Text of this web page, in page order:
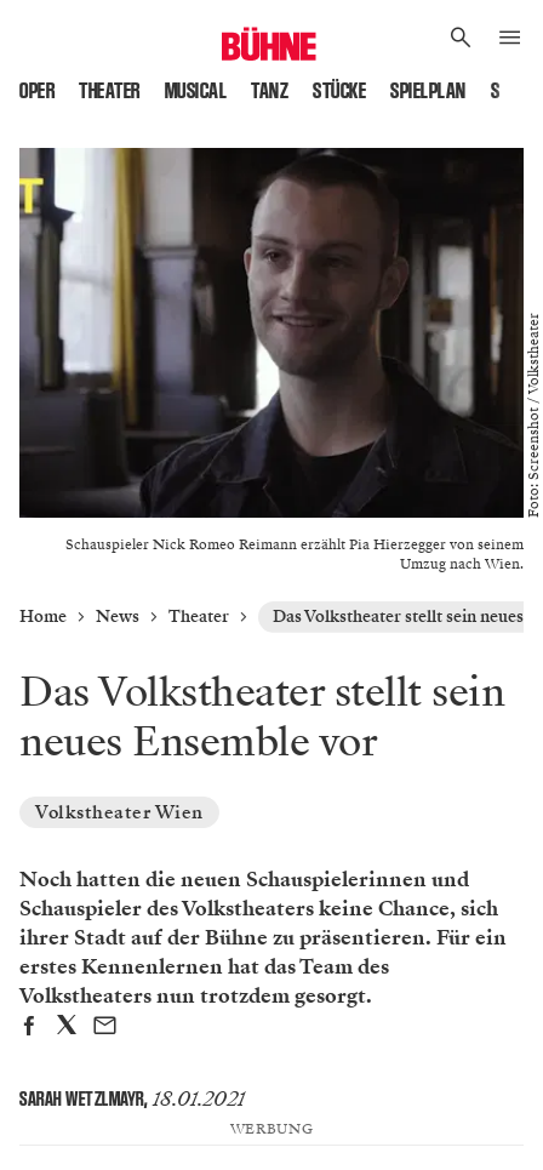
OPER THEATER MUSICAL TANZ STÜCKE SPIELPLAN
Schauspieler Nick Romeo Reimann erzählt Pia Hierzegger von seinem
Umzug nach Wien.
Foto: Screenshot / Volkstheater
Home News Theater Das Volkstheater stellt sein neues
Das Volkstheater stellt sein
neues Ensemble vor
Volkstheater Wien
Noch hatten die neuen Schauspielerinnen und
Schauspieler des Volkstheaters keine Chance, sich
ihrer Stadt auf der Bühne zu präsentieren. Für ein
erstes Kennenlernen hat das Team des
Volkstheaters nun trotzdem gesorgt.
SARAH WETZLMAYR, 18.01.2021
WERBUNG